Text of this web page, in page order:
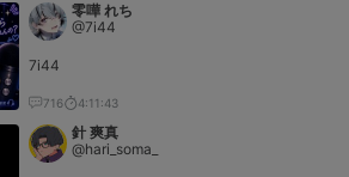
零嘩 れち
@7i44
7i44
716 4:11:43
針 爽真
@hari_soma_